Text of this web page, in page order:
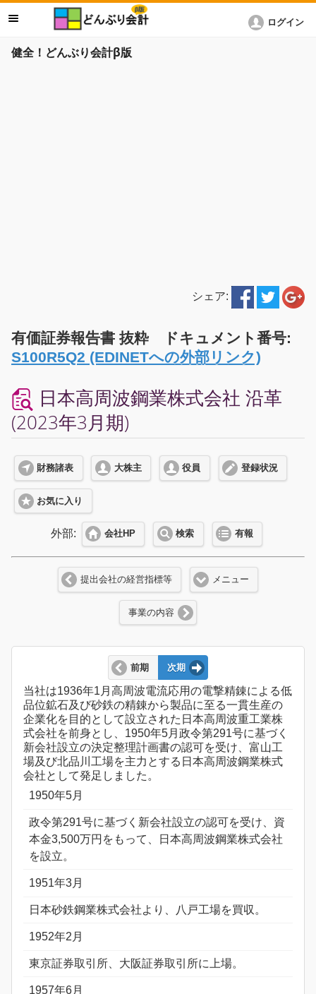
健全！どんぶり会計β版
ログイン
シェア:
有価証券報告書 抜粋 ドキュメント番号:
S100R5Q2 (EDINETへの外部リンク)
日本高周波鋼業株式会社 沿革
(2023年3月期)
財務諸表 大株主 役員 登録状況
お気に入り
外部: 会社HP 検索 有報
提出会社の経営指標等 メニュー
事業の内容
前期 次期
当社は1936年1月高周波電流応用の電撃精錬による低
品位鉱石及び砂鉄の精錬から製品に至る一貫生産の
企業化を目的として設立された日本高周波重工業株
式会社を前身とし、1950年5月政令第291号に基づく
新会社設立の決定整理計画書の認可を受け、富山工
場及び北品川工場を主力とする日本高周波鋼業株式
会社として発足しました。
1950年5月
政令第291号に基づく新会社設立の認可を受け、資
本金3,500万円をもって、日本高周波鋼業株式会社
を設立。
1951年3月
日本砂鉄鋼業株式会社より、八戸工場を買収。
1952年2月
東京証券取引所、大阪証券取引所に上場。
1957年6月